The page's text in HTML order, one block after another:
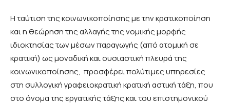
Η ταύτιση της κοινωνικοποίησης με την κρατικοποίηση
και η θεώρηση της αλλαγής της νομικής μορφής
ιδιοκτησίας των μέσων παραγωγής (από ατομική σε
κρατική) ως μοναδική και ουσιαστική πλευρά της
κοινωνικοποίησης, προσφέρει πολύτιμες υπηρεσίες
στη συλλογική γραφειοκρατική κρατική αστική τάξη, που
στο όνομα της εργατικής τάξης και του επιστημονικού